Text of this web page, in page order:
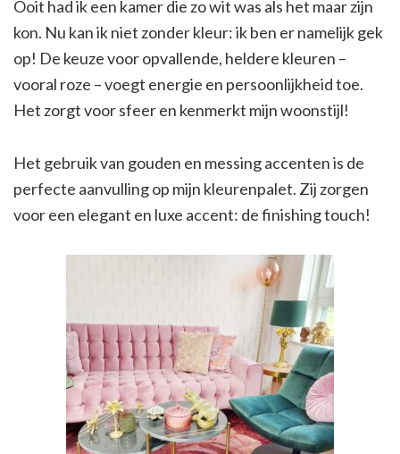
Ooit had ik een kamer die zo wit was als het maar zijn
kon. Nu kan ik niet zonder kleur: ik ben er namelijk gek
op! De keuze voor opvallende, heldere kleuren –
vooral roze – voegt energie en persoonlijkheid toe.
Het zorgt voor sfeer en kenmerkt mijn woonstijl!
Het gebruik van gouden en messing accenten is de
perfecte aanvulling op mijn kleurenpalet. Zij zorgen
voor een elegant en luxe accent: de finishing touch!